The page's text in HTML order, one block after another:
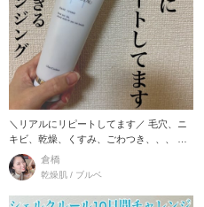
＼リアルにリピートしてます／ 毛穴、ニ
キビ、乾燥、くすみ、ごわつき、、、 色
んな悩みを解決
倉橋
乾燥肌 / ブルベ